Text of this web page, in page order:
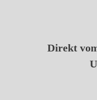
Direkt